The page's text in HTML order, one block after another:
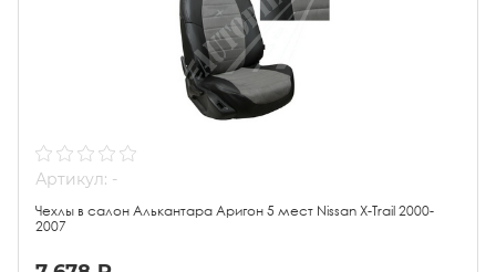
Артикул: -
Чехлы в салон Алькантара Аригон 5 мест Nissan X-Trail 2000-
2007